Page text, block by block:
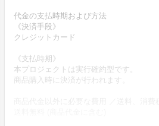
代金の支払時期および方法
《決済手段》
クレジットカード
《支払時期》
本プロジェクトは実行確約型です。
商品購入時に決済が行われます。